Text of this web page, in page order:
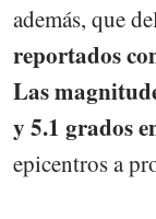
además, que
reportados
Las
y 5.1 grados
epicentros a